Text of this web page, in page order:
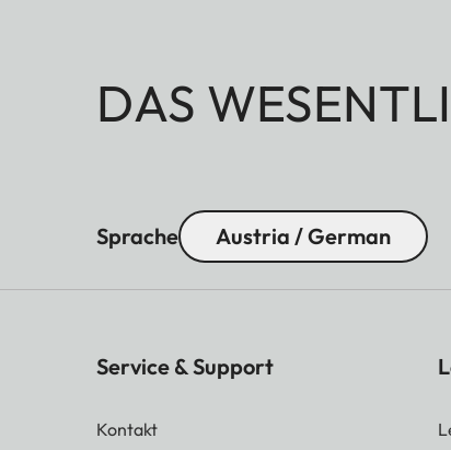
DAS
Sprache Austria / German
Service & Support
Kontakt